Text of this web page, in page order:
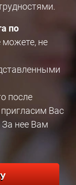
по
не
после
Вас
нее Вам